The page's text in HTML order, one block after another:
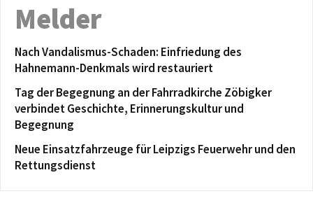
Melder
Nach Vandalismus-Schaden: Einfriedung des
Hahnemann-Denkmals wird restauriert
Tag der Begegnung an der Fahrradkirche Zöbigker
verbindet Geschichte, Erinnerungskultur und
Begegnung
Neue Einsatzfahrzeuge für Leipzigs Feuerwehr und den
Rettungsdienst